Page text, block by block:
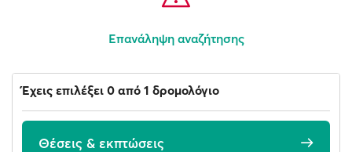
Επανάληψη αναζήτησης
Έχεις επιλέξει 0 από 1 δρομολόγιο
Θέσεις & εκπτώσεις